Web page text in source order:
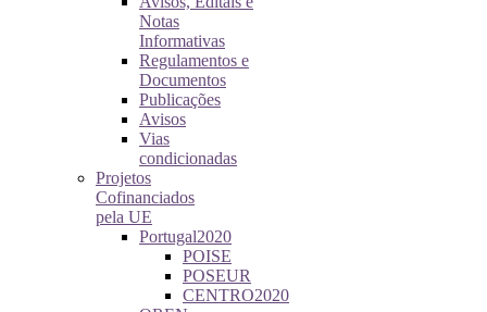
Notas
Informativas
Regulamentos e
Documentos
Publicações
Avisos
Vias
condicionadas
Projetos
Cofinanciados
pela UE
Portugal2020
POISE
POSEUR
CENTRO2020